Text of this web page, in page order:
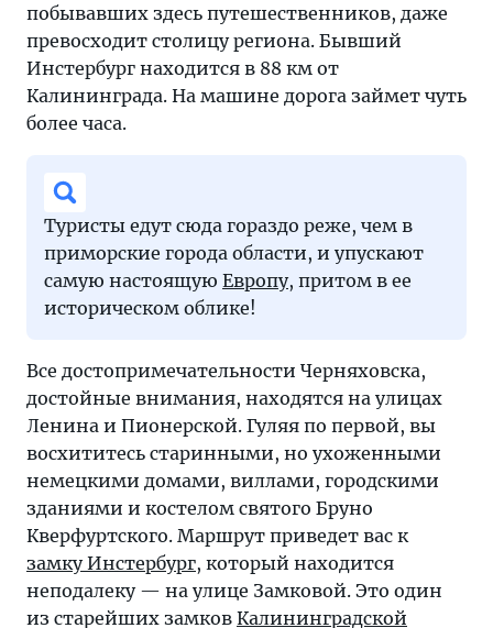
побывавших здесь путешественников, даже
превосходит столицу региона. Бывший
Инстербург находится в 88 км от
Калининграда. На машине дорога займет чуть
более часа.
Туристы едут сюда гораздо реже, чем в
приморские города области, и упускают
самую настоящую Европу, притом в ее
историческом облике!
Все достопримечательности Черняховска,
достойные внимания, находятся на улицах
Ленина и Пионерской. Гуляя по первой, вы
восхититесь старинными, но ухоженными
немецкими домами, виллами, городскими
зданиями и костелом святого Бруно
Кверфуртского. Маршрут приведет вас к
замку Инстербург, который находится
неподалеку — на улице Замковой. Это один
из старейших замков Калининградской